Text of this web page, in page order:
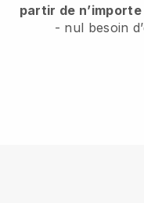
partir de
- nul besoin